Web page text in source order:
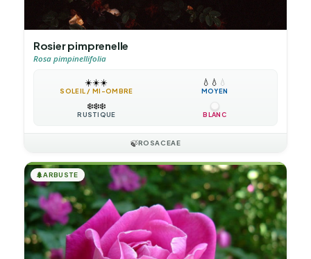
Rosier pimprenelle
Rosa pimpinellifolia
☀️☀️☀️
SOLEIL / MI-OMBRE
💧 💧 💧
MOYEN
❄️❄️❄️
RUSTIQUE BLANC
🍃ROSACEAE
🌲ARBUSTE